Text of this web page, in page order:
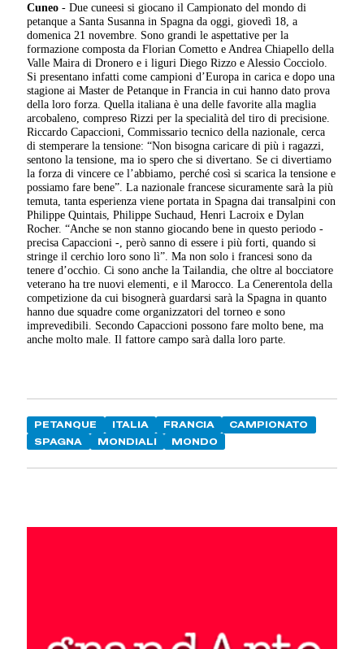
Cuneo - Due cuneesi si giocano il Campionato del mondo di
petanque a Santa Susanna in Spagna da oggi, giovedì 18, a
domenica 21 novembre. Sono grandi le aspettative per la
formazione composta da Florian Cometto e Andrea Chiapello della
Valle Maira di Dronero e i liguri Diego Rizzo e Alessio Cocciolo.
Si presentano infatti come campioni d’Europa in carica e dopo una
stagione ai Master de Petanque in Francia in cui hanno dato prova
della loro forza. Quella italiana è una delle favorite alla maglia
arcobaleno, compreso Rizzi per la specialità del tiro di precisione.
Riccardo Capaccioni, Commissario tecnico della nazionale, cerca
di stemperare la tensione: “Non bisogna caricare di più i ragazzi,
sentono la tensione, ma io spero che si divertano. Se ci divertiamo
la forza di vincere ce l’abbiamo, perché così si scarica la tensione e
possiamo fare bene”. La nazionale francese sicuramente sarà la più
temuta, tanta esperienza viene portata in Spagna dai transalpini con
Philippe Quintais, Philippe Suchaud, Henri Lacroix e Dylan
Rocher. “Anche se non stanno giocando bene in questo periodo -
precisa Capaccioni -, però sanno di essere i più forti, quando si
stringe il cerchio loro sono lì”. Ma non solo i francesi sono da
tenere d’occhio. Ci sono anche la Tailandia, che oltre al bocciatore
veterano ha tre nuovi elementi, e il Marocco. La Cenerentola della
competizione da cui bisognerà guardarsi sarà la Spagna in quanto
hanno due squadre come organizzatori del torneo e sono
imprevedibili. Secondo Capaccioni possono fare molto bene, ma
anche molto male. Il fattore campo sarà dalla loro parte.
PETANQUE ITALIA FRANCIA
CAMPIONATO
SPAGNA
MONDIALI MONDO